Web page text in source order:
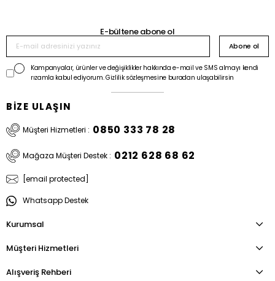
E-bültene abone ol
Abone ol
Kampanyalar, ürünler ve değişiklikler hakkında e-mail ve SMS almayı kendi
rızamla kabul ediyorum. Gizlilik sözleşmesine buradan ulaşabilirsin
BİZE ULAŞIN
Müşteri Hizmetleri : 0850 333 78 28
Mağaza Müşteri Destek : 0212 628 68 62
[email protected]
Whatsapp Destek
Kurumsal
Müşteri Hizmetleri
Alışveriş Rehberi